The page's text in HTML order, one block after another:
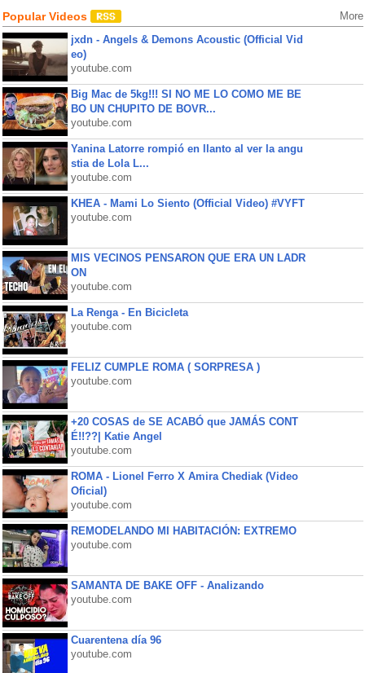
Popular Videos More
jxdn - Angels & Demons Acoustic (Official Vid
eo)
youtube.com
Big Mac de 5kg!!! SI NO ME LO COMO ME BE
BO UN CHUPITO DE BOVR...
youtube.com
Yanina Latorre rompió en llanto al ver la angu
stia de Lola L...
youtube.com
KHEA - Mami Lo Siento (Official Video) #VYFT
youtube.com
MIS VECINOS PENSARON QUE ERA UN LADR
ON
youtube.com
La Renga - En Bicicleta
youtube.com
FELIZ CUMPLE ROMA ( SORPRESA )
youtube.com
+20 COSAS de SE ACABÓ que JAMÁS CONT
É!!??| Katie Angel
youtube.com
ROMA - Lionel Ferro X Amira Chediak (Video
Oficial)
youtube.com
REMODELANDO MI HABITACIÓN: EXTREMO
youtube.com
SAMANTA DE BAKE OFF - Analizando
youtube.com
Cuarentena día 96
youtube.com